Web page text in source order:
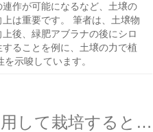
連作が可能になるなど、土壌の
上は重要です。 筆者は、土壌物
後、緑肥アブラナの後にシロ
することを例に、土壌の力で植
示唆しています。
農薬や化学肥料を使用して栽培すると野菜が育たない環境になるという意見に対して３